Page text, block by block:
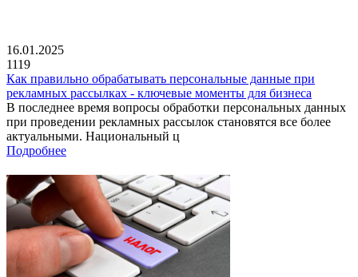
16.01.2025
1119
Как правильно обрабатывать персональные данные при
рекламных рассылках - ключевые моменты для бизнеса
В последнее время вопросы обработки персональных данных
при проведении рекламных рассылок становятся все более
актуальными. Национальный ц
Подробнее